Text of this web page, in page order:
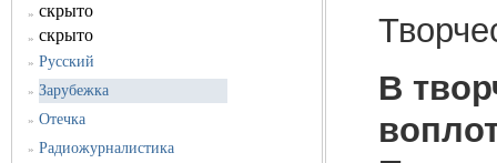
» скрыто
» скрыто
» Русский
» Зарубежка
» Отечка
» Радиожурналистика
В